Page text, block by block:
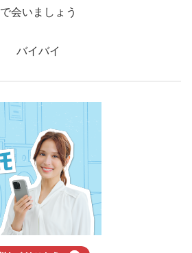
で会いましょう
バイバイ